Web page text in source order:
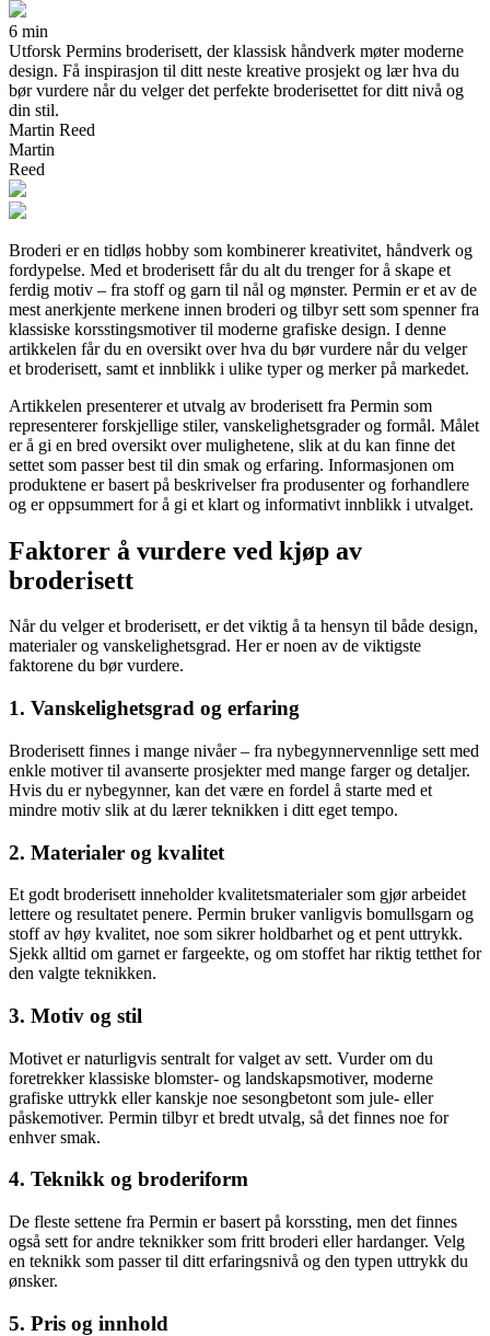
6 min
Utforsk Permins broderisett, der klassisk håndverk møter moderne
design. Få inspirasjon til ditt neste kreative prosjekt og lær hva du
bør vurdere når du velger det perfekte broderisettet for ditt nivå og
din stil.
Martin Reed
Martin
Reed
Broderi er en tidløs hobby som kombinerer kreativitet, håndverk og
fordypelse. Med et broderisett får du alt du trenger for å skape et
ferdig motiv – fra stoff og garn til nål og mønster. Permin er et av de
mest anerkjente merkene innen broderi og tilbyr sett som spenner fra
klassiske korsstingsmotiver til moderne grafiske design. I denne
artikkelen får du en oversikt over hva du bør vurdere når du velger
et broderisett, samt et innblikk i ulike typer og merker på markedet.
Artikkelen presenterer et utvalg av broderisett fra Permin som
representerer forskjellige stiler, vanskelighetsgrader og formål. Målet
er å gi en bred oversikt over mulighetene, slik at du kan finne det
settet som passer best til din smak og erfaring. Informasjonen om
produktene er basert på beskrivelser fra produsenter og forhandlere
og er oppsummert for å gi et klart og informativt innblikk i utvalget.
Faktorer å vurdere ved kjøp av
broderisett
Når du velger et broderisett, er det viktig å ta hensyn til både design,
materialer og vanskelighetsgrad. Her er noen av de viktigste
faktorene du bør vurdere.
1. Vanskelighetsgrad og erfaring
Broderisett finnes i mange nivåer – fra nybegynnervennlige sett med
enkle motiver til avanserte prosjekter med mange farger og detaljer.
Hvis du er nybegynner, kan det være en fordel å starte med et
mindre motiv slik at du lærer teknikken i ditt eget tempo.
2. Materialer og kvalitet
Et godt broderisett inneholder kvalitetsmaterialer som gjør arbeidet
lettere og resultatet penere. Permin bruker vanligvis bomullsgarn og
stoff av høy kvalitet, noe som sikrer holdbarhet og et pent uttrykk.
Sjekk alltid om garnet er fargeekte, og om stoffet har riktig tetthet for
den valgte teknikken.
3. Motiv og stil
Motivet er naturligvis sentralt for valget av sett. Vurder om du
foretrekker klassiske blomster- og landskapsmotiver, moderne
grafiske uttrykk eller kanskje noe sesongbetont som jule- eller
påskemotiver. Permin tilbyr et bredt utvalg, så det finnes noe for
enhver smak.
4. Teknikk og broderiform
De fleste settene fra Permin er basert på korssting, men det finnes
også sett for andre teknikker som fritt broderi eller hardanger. Velg
en teknikk som passer til ditt erfaringsnivå og den typen uttrykk du
ønsker.
5. Pris og innhold